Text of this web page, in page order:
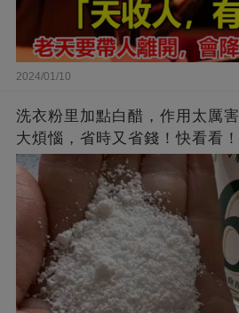
2024/01/10
洗衣粉里加點白醋，作用太厲
大煩惱，省時又省錢！快看看！